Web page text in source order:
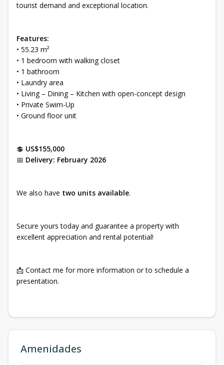
tourist demand and exceptional location.
Features:
• 55.23 m²
• 1 bedroom with walking closet
• 1 bathroom
• Laundry area
• Living – Dining – Kitchen with open-concept design
• Private Swim-Up
• Ground floor unit
💲 US$155,000
📅 Delivery: February 2026
We also have two units available.
Secure yours today and guarantee a property with
excellent appreciation and rental potential!
📩 Contact me for more information or to schedule a
presentation.
Amenidades